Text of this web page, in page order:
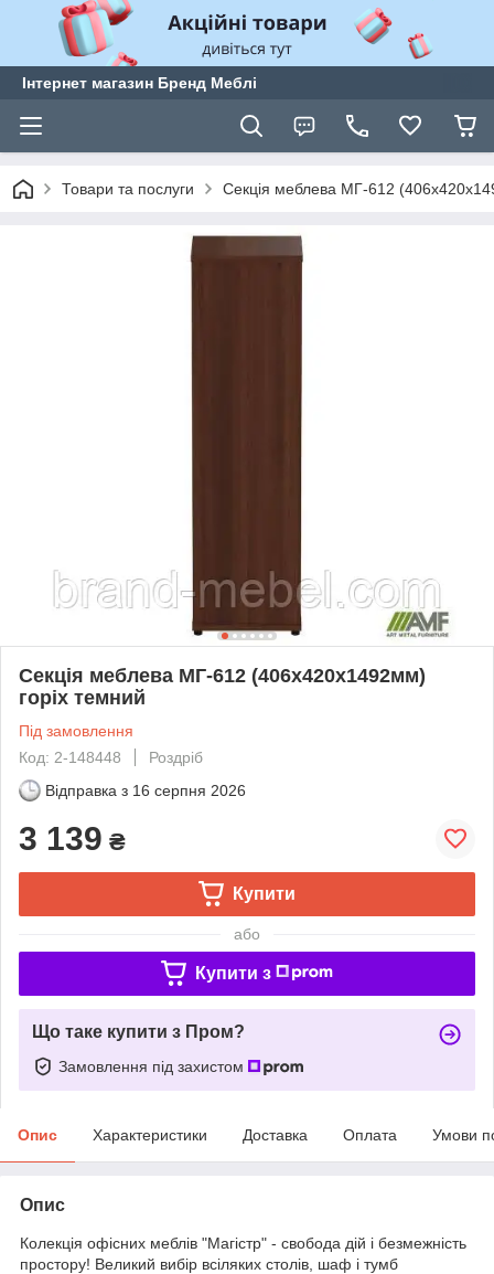
Інтернет магазин Бренд Меблі
Товари та послуги Секція меблева МГ-612
Секція меблева МГ-612 (406х420х1492мм)
горіх темний
Під замовлення
Код: 2-148448
Роздріб
Відправка з 16 серпня 2026
3 139 ₴
Купити
або
Купити з
Що таке купити з Пром?
Замовлення під захистом
Опис Характеристики Доставка Оплата Умови
Опис
Колекція офісних меблів "Магістр" - свобода дій і безмежність
простору! Великий вибір всіляких столів, шаф і тумб